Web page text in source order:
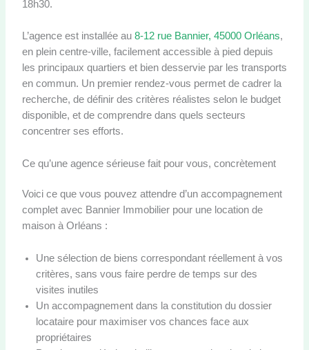
18h30.
L’agence est installée au 8-12 rue Bannier, 45000 Orléans,
en plein centre-ville, facilement accessible à pied depuis
les principaux quartiers et bien desservie par les transports
en commun. Un premier rendez-vous permet de cadrer la
recherche, de définir des critères réalistes selon le budget
disponible, et de comprendre dans quels secteurs
concentrer ses efforts.
Ce qu’une agence sérieuse fait pour vous, concrètement
Voici ce que vous pouvez attendre d’un accompagnement
complet avec Bannier Immobilier pour une location de
maison à Orléans :
Une sélection de biens correspondant réellement à vos
critères, sans vous faire perdre de temps sur des
visites inutiles
Un accompagnement dans la constitution du dossier
locataire pour maximiser vos chances face aux
propriétaires